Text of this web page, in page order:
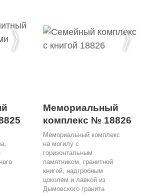
Мемориальный
комплекс № 18826
Мемориальный комплекс
на могилу с
горизонтальным
памятником, гранитной
книгой, надгробным
цоколем и лавкой из
Дымовского гранита